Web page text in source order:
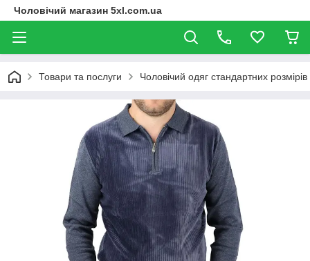
Чоловічий магазин 5xl.com.ua
Товари та послуги Чоловічий одяг стандартних розмірів